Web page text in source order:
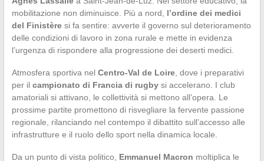
mobilitazione non diminuisce. Più a nord, l’ordine dei medici
del Finistèresi fa sentire: avverte il governo sul deterioramento
delle condizioni di lavoro in zona rurale e mette in evidenza
l’urgenza di rispondere alla progressione dei deserti medici.
Atmosfera sportiva nel Centro-Val de Loire, dove i preparativi
per il campionato di Francia di rugbysi accelerano. I club
amatoriali si attivano, le collettività si mettono all’opera. Le
prossime partite promettono di risvegliare la fervente passione
regionale, rilanciando nel contempo il dibattito sull’accesso alle
infrastrutture e il ruolo dello sport nella dinamica locale.
Da un punto di vista politico, Emmanuel Macron moltiplica le